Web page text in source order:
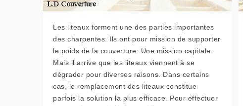
Les liteaux forment une des parties importantes
des charpentes. Ils ont pour mission de supporter
le poids de la couverture. Une mission capitale.
Mais il arrive que les liteaux viennent à se
dégrader pour diverses raisons. Dans certains
cas, le remplacement des liteaux constitue
parfois la solution la plus efficace. Pour effectuer